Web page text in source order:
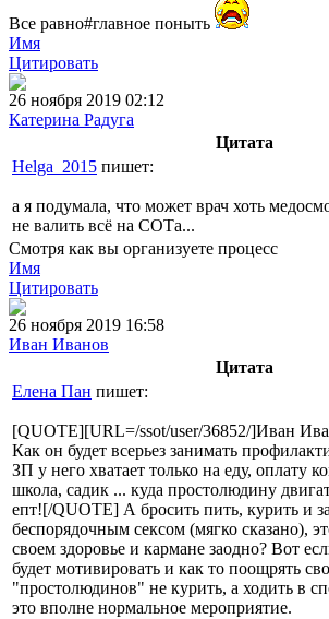
Вcе равно#главное поныть
Имя
Цитировать
26 ноября 2019 02:12
Катерина Радуга
Цитата
Helga_2015 пишет:
а я подумала, что может врач хоть
не валить всё на СОТа...
Смотря как вы организуете процесс
Имя
Цитировать
26 ноября 2019 16:58
Иван Иванов
Цитата
Елена Пан пишет:
[QUOTE][URL=/ssot/user/36852/]Иван
Как он будет всерьез занимать
ЗП у него хватает только на еду, оплату
школа, садик ... куда простолюдину
епт![/QUOTE] А бросить пить, курить и
беспорядочным сексом (мягко сказано),
своем здоровье и кармане заодно? Вот
будет мотивировать и как то поощрять
"простолюдинов" не курить, а ходить в
это вполне нормальное мероприятие.